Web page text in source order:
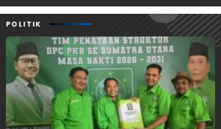
POLITIK